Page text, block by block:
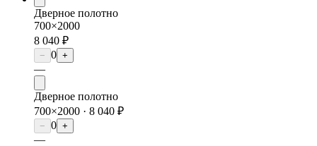
Дверное полотно
700×2000
8 040 ₽
− 0 +
—
Дверное полотно
700×2000 · 8 040 ₽
− 0 +
—